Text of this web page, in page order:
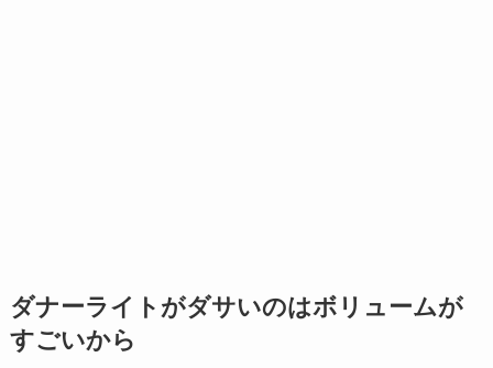
ダナーライトがダサいのはボリュームが
すごいから